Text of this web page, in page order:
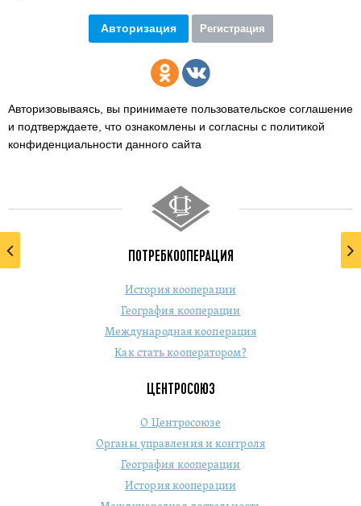
Авторизация Регистрация
Авторизовываясь, вы принимаете пользовательское соглашение
и подтверждаете, что ознакомлены и согласны с политикой
конфиденциальности данного сайта
ПОТРЕБКООПЕРАЦИЯ
История кооперации
География кооперации
Международная кооперация
Как стать кооператором?
ЦЕНТРОСОЮЗ
О Центросоюзе
Органы управления и контроля
География кооперации
История кооперации